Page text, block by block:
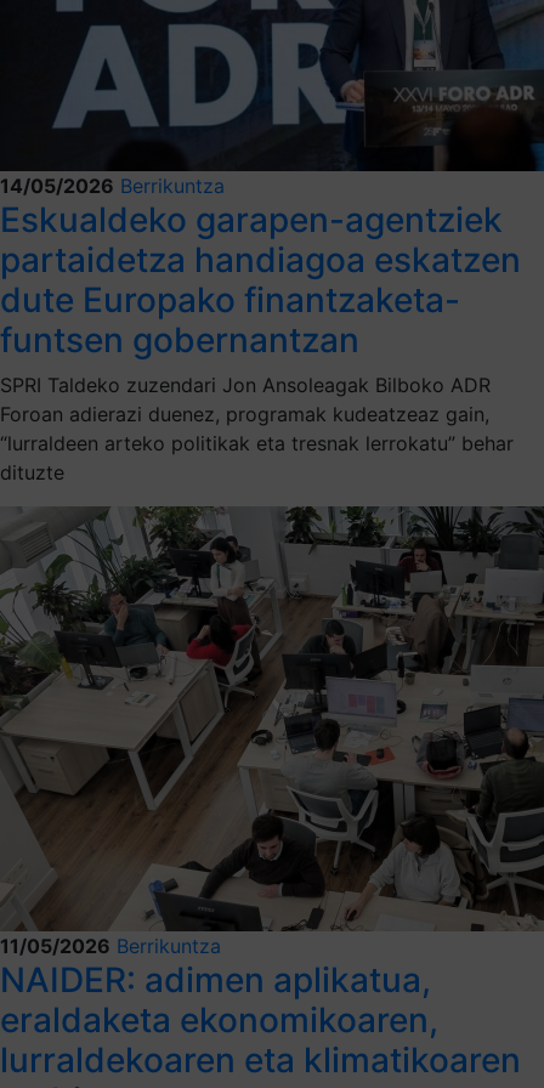
14/05/2026 Berrikuntza
Eskualdeko garapen-agentziek
partaidetza handiagoa eskatzen
dute Europako finantzaketa-
funtsen gobernantzan
SPRI Taldeko zuzendari Jon Ansoleagak Bilboko ADR
Foroan adierazi duenez, programak kudeatzeaz gain,
“lurraldeen arteko politikak eta tresnak lerrokatu” behar
dituzte
11/05/2026 Berrikuntza
NAIDER: adimen aplikatua,
eraldaketa ekonomikoaren,
lurraldekoaren eta klimatikoaren